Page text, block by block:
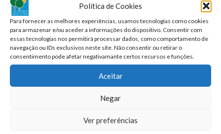
Política de Cookies
Para fornecer as melhores experiências, usamos tecnologias como cookies
para armazenar e/ou aceder a informações do dispositivo. Consentir com
essas tecnologias nos permitirá processar dados, como comportamento de
navegação ou IDs exclusivos neste site. Não consentir ou retirar o
consentimento pode afetar negativamante certos recursos e funções.
Aceitar
Negar
Ver preferências